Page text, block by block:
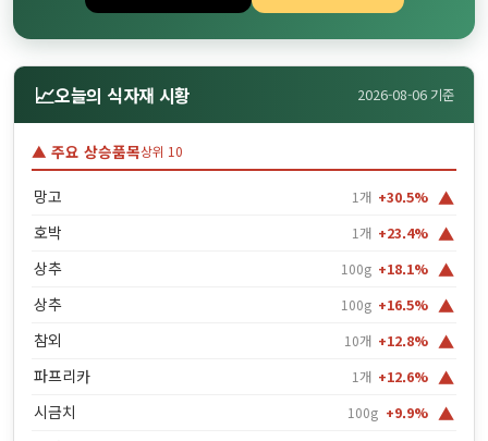
📈오늘의 식자재 시황 2026-08-06 기준
▲ 주요 상승품목상위 10
망고 1개 +30.5% ▲
호박 1개 +23.4% ▲
상추 100g +18.1% ▲
상추 100g +16.5% ▲
참외 10개 +12.8% ▲
파프리카 1개 +12.6% ▲
시금치 100g +9.9% ▲